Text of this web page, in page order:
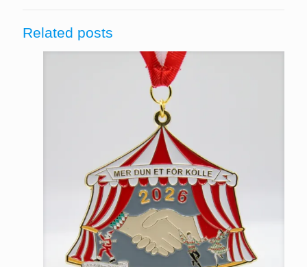
Related posts